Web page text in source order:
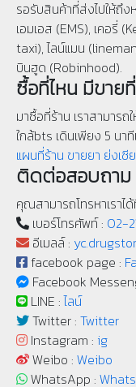
รอรับสินค้าที่ส่งไปให้ถึ
เอมเอส (EMS), เคอรี่
taxi), ไลน์แมน
บินฮูด (Robinhood).
ซื้อที่ไหน มีขาย
มาซื้อที่ร้าน เราสามารถ
ใกล้bts เดินเพียง 5 นาที
แผนที่ร้าน ขายยา ย่งเ
ติดต่อสอบถาม
คุณสามารถโทรหาเราไ
เบอร์โทรศัพท์ : 02-
อีเมลล์ :
facebook page :
Facebook
LINE :ไลน์
Twitter : Twitter
Instagram : ig
Weibo : Weibo
WhatsApp :